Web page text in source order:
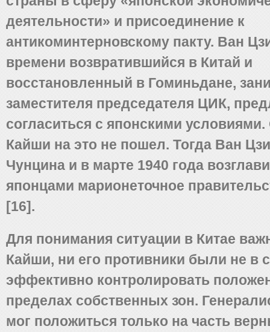
деятельности» и присоединение к
антикоминтерновскому пакту. Ван
времени возвратившийся в Китай и
восстановленный в Гоминьдане,
заместителя председателя ЦИК,
согласиться с японскими
Кайши на это не пошел. Тогда Ван
Чунцина и в марте 1940 года
японцами марионеточное
[16].
Для понимания ситуации в Китае
Кайши, ни его противники были не в
эффективно контролировать
пределах собственных зон.
мог положиться только на часть